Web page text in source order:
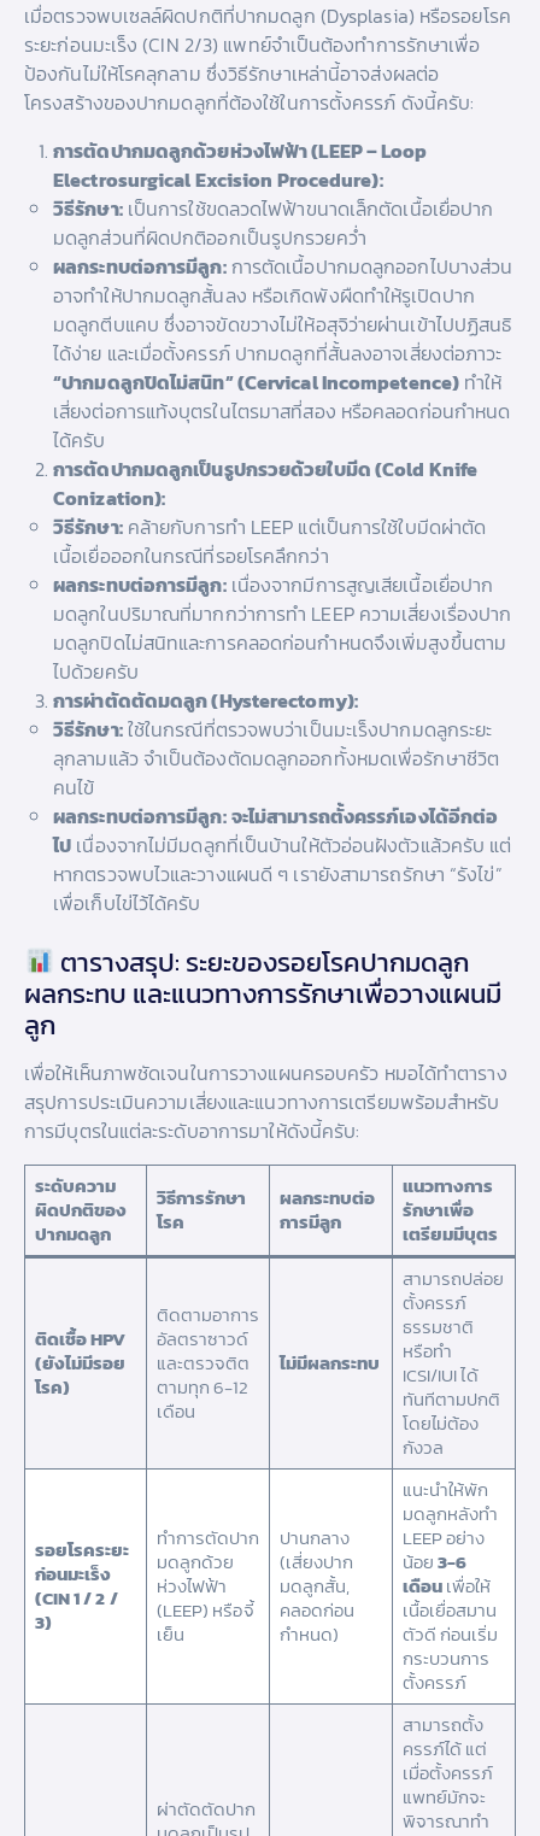
เมื่อตรวจพบเซลล์ผิดปกติที่ปากมดลูก (Dysplasia) หรือรอยโรค
ระยะก่อนมะเร็ง (CIN 2/3) แพทย์จำเป็นต้องทำการรักษาเพื่อ
ป้องกันไม่ให้โรคลุกลาม ซึ่งวิธีรักษาเหล่านี้อาจส่งผลต่อ
โครงสร้างของปากมดลูกที่ต้องใช้ในการตั้งครรภ์ ดังนี้ครับ:
การตัดปากมดลูกด้วยห่วงไฟฟ้า (LEEP – Loop
Electrosurgical Excision Procedure):
วิธีรักษา:เป็นการใช้ขดลวดไฟฟ้าขนาดเล็กตัดเนื้อเยื่อปาก
มดลูกส่วนที่ผิดปกติออกเป็นรูปกรวยคว่ำ
ผลกระทบต่อการมีลูก:การตัดเนื้อปากมดลูกออกไปบางส่วน
อาจทำให้ปากมดลูกสั้นลง หรือเกิดพังผืดทำให้รูเปิดปาก
มดลูกตีบแคบ ซึ่งอาจขัดขวางไม่ให้อสุจิว่ายผ่านเข้าไปปฏิสนธิ
ได้ง่าย และเมื่อตั้งครรภ์ ปากมดลูกที่สั้นลงอาจเสี่ยงต่อภาวะ
“ปากมดลูกปิดไม่สนิท” (Cervical Incompetence) ทำให้
เสี่ยงต่อการแท้งบุตรในไตรมาสที่สอง หรือคลอดก่อนกำหนด
ได้ครับ
การตัดปากมดลูกเป็นรูปกรวยด้วยใบมีด (Cold Knife
Conization):
วิธีรักษา:คล้ายกับการทำ LEEP แต่เป็นการใช้ใบมีดผ่าตัด
เนื้อเยื่อออกในกรณีที่รอยโรคลึกกว่า
ผลกระทบต่อการมีลูก:เนื่องจากมีการสูญเสียเนื้อเยื่อปาก
มดลูกในปริมาณที่มากกว่าการทำ LEEP ความเสี่ยงเรื่องปาก
มดลูกปิดไม่สนิทและการคลอดก่อนกำหนดจึงเพิ่มสูงขึ้นตาม
ไปด้วยครับ
การผ่าตัดตัดมดลูก (Hysterectomy):
วิธีรักษา:ใช้ในกรณีที่ตรวจพบว่าเป็นมะเร็งปากมดลูกระยะ
ลุกลามแล้ว จำเป็นต้องตัดมดลูกออกทั้งหมดเพื่อรักษาชีวิต
คนไข้
ผลกระทบต่อการมีลูก:จะไม่สามารถตั้งครรภ์เองได้อีกต่อ
ไป เนื่องจากไม่มีมดลูกที่เป็นบ้านให้ตัวอ่อนฝังตัวแล้วครับ แต่
หากตรวจพบไวและวางแผนดี ๆ เรายังสามารถรักษา “รังไข่”
เพื่อเก็บไข่ไว้ได้ครับ
ตารางสรุป: ระยะของรอยโรคปากมดลูก
ผลกระทบ และแนวทางการรักษาเพื่อวางแผนมี
ลูก
เพื่อให้เห็นภาพชัดเจนในการวางแผนครอบครัว หมอได้ทำตาราง
สรุปการประเมินความเสี่ยงและแนวทางการเตรียมพร้อมสำหรับ
การมีบุตรในแต่ละระดับอาการมาให้ดังนี้ครับ:
ระดับความ
ผิดปกติของ
ปากมดลูก
วิธีการรักษา
โรค
ผลกระทบต่อ
การมีลูก
แนวทางการ
รักษาเพื่อ
เตรียมมีบุตร
ติดเชื้อ HPV
(ยังไม่มีรอย
โรค)
ติดตามอาการ
อัลตราซาวด์
และตรวจติต
ตามทุก 6-12
เดือน
ไม่มีผลกระทบ
สามารถปล่อย
ตั้งครรภ์
ธรรมชาติ
หรือทำ
ICSI/IUI ได้
ทันทีตามปกติ
โดยไม่ต้อง
กังวล
รอยโรคระยะ
ก่อนมะเร็ง
(CIN 1 / 2 /
3)
ทำการตัดปาก
มดลูกด้วย
ห่วงไฟฟ้า
(LEEP) หรือจี้
เย็น
ปานกลาง
(เสี่ยงปาก
มดลูกสั้น,
คลอดก่อน
กำหนด)
แนะนำให้พัก
มดลูกหลังทำ
LEEP อย่าง
น้อย3-6
เดือนเพื่อให้
เนื้อเยื่อสมาน
ตัวดี ก่อนเริ่ม
กระบวนการ
ตั้งครรภ์
ผ่าตัดตัดปาก
สามารถตั้ง
ครรภ์ได้ แต่
เมื่อตั้งครรภ์
แพทย์มักจะ
พิจารณาทำ